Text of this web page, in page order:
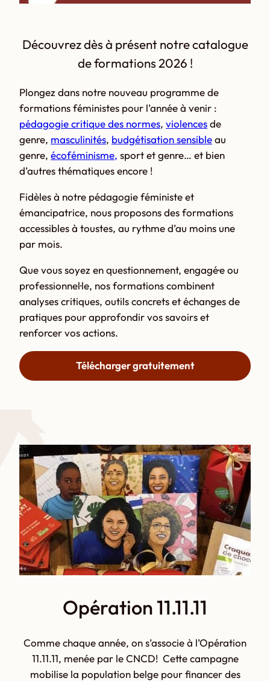
Découvrez dès à présent notre catalogue
de formations 2026 !
Plongez dans notre nouveau programme de
formations féministes pour l’année à venir :
pédagogie critique des normes, violencesde
genre, masculinités, budgétisation sensibleau
genre, écoféminisme, sport et genre… et bien
d’autres thématiques encore !
Fidèles à notre pédagogie féministe et
émancipatrice, nous proposons des formations
accessibles à toustes, au rythme d’au moins une
par mois.
Que vous soyez en questionnement, engagé·e ou
professionnel·le, nos formations combinent
analyses critiques, outils concrets et échanges de
pratiques pour approfondir vos savoirs et
renforcer vos actions.
Télécharger gratuitement
Opération 11.11.11
Comme chaque année, on s’associe à l’Opération
11.11.11, menée par le CNCD! Cette campagne
mobilise la population belge pour financer des